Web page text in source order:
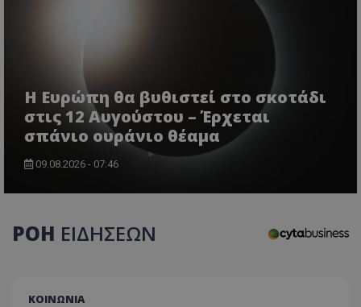
Η Ευρώπη θα βυθιστεί στο σκοτάδι
στις 12 Αυγούστου – Έρχεται
σπάνιο ουράνιο θέαμα
09.08.2026 - 07:46
ΡΟΗ ΕΙΔΗΣΕΩΝ
ΚΟΙΝΩΝΙΑ